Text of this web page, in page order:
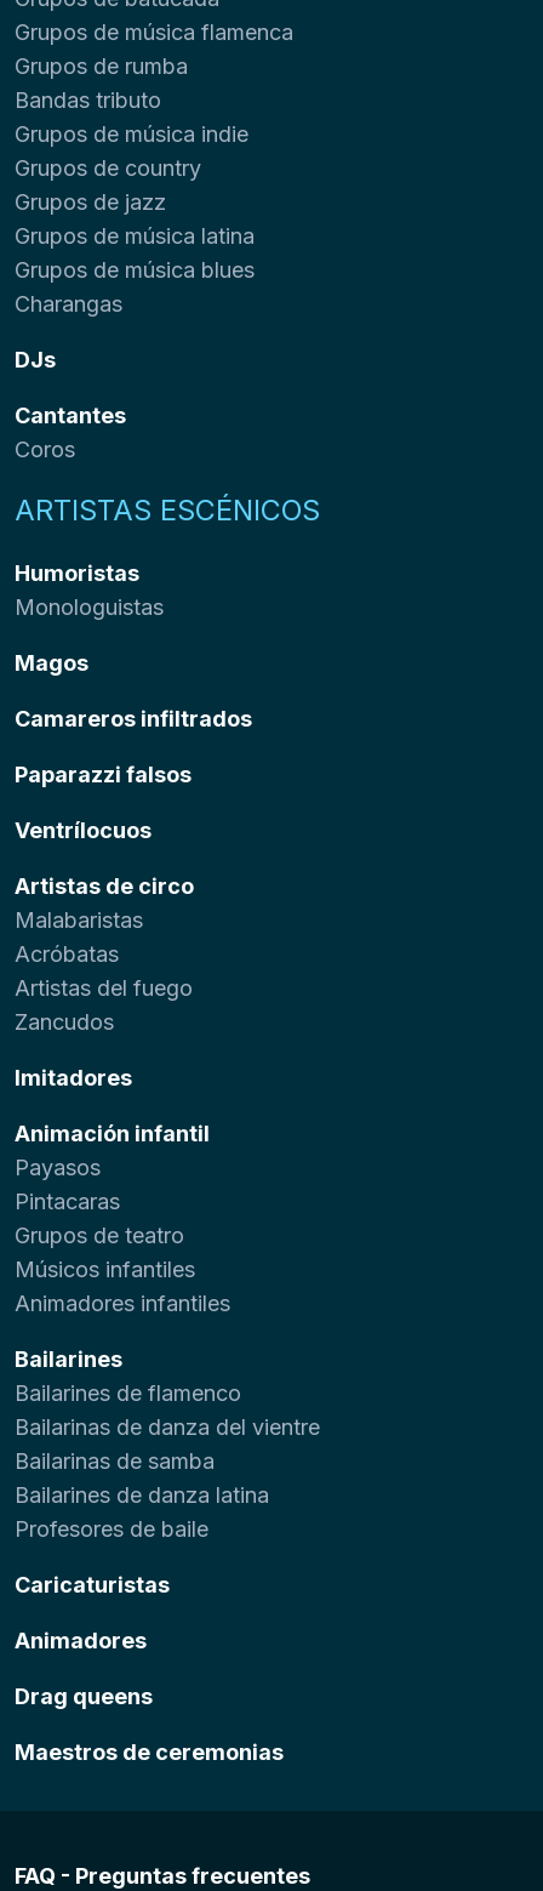
Grupos de música flamenca
Grupos de rumba
Bandas tributo
Grupos de música indie
Grupos de country
Grupos de jazz
Grupos de música latina
Grupos de música blues
Charangas
DJs
Cantantes
Coros
ARTISTAS ESCÉNICOS
Humoristas
Monologuistas
Magos
Camareros infiltrados
Paparazzi falsos
Ventrílocuos
Artistas de circo
Malabaristas
Acróbatas
Artistas del fuego
Zancudos
Imitadores
Animación infantil
Payasos
Pintacaras
Grupos de teatro
Músicos infantiles
Animadores infantiles
Bailarines
Bailarines de flamenco
Bailarinas de danza del vientre
Bailarinas de samba
Bailarines de danza latina
Profesores de baile
Caricaturistas
Animadores
Drag queens
Maestros de ceremonias
FAQ - Preguntas frecuentes